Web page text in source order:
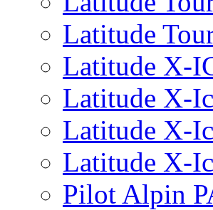
Latitude
Latitude X-
Latitude X-
Latitude X-
Latitude X-
Pilot Alpin